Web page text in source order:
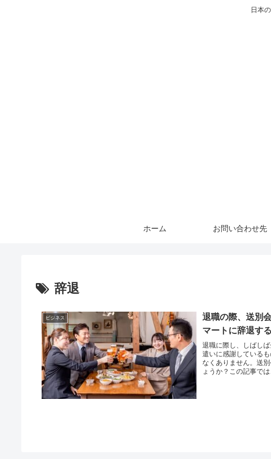
日本
ホーム お問い合わせ先
辞退
ビジネス
退職の際、送別
マートに辞退す
退職に際し、しばし
遣いに感謝している
なくありません。送
ょうか？この記事で